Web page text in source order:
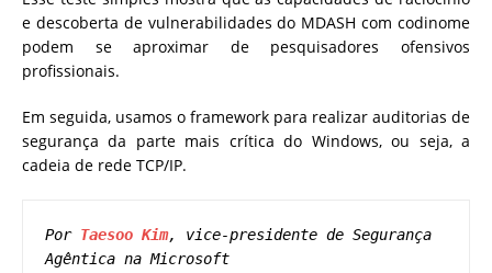
e descoberta de vulnerabilidades do MDASH com codinome
podem se aproximar de pesquisadores ofensivos
profissionais.
Em seguida, usamos o framework para realizar auditorias de
segurança da parte mais crítica do Windows, ou seja, a
cadeia de rede TCP/IP.
Por Taesoo Kim, vice-presidente de Segurança
Agêntica na Microsoft